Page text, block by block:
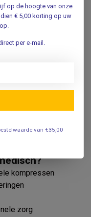
en het beschermen
Afhankelijk van de
zacht non-woven
kompressen
zorg
op de hoogte van onze
€ 5,00 korting op uw
per e-mail.
van €35,00